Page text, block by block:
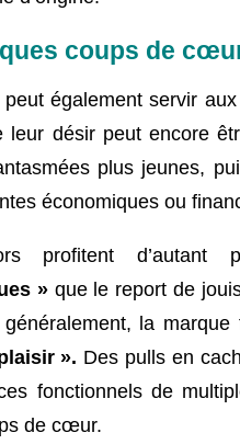
coups de
peut également servir
leur désir peut encore
plus jeunes,
économiques ou
profitent d’autant
»que le report de
la
». Des pulls en
fonctionnels de
de cœur.